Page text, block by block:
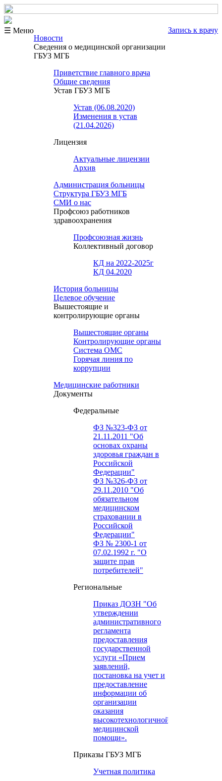
☰ Меню
Запись к врачу
Новости
Сведения о медицинской организации
ГБУЗ МГБ
Приветствие главного врача
Общие сведения
Устав ГБУЗ МГБ
Устав (06.08.2020)
Изменения в устав
(21.04.2026)
Лицензия
Актуальные лицензии
Архив
Администрация больницы
Структура ГБУЗ МГБ
СМИ о нас
Профсоюз работников
здравоохранения
Профсоюзная жизнь
Коллективный договор
КД на 2022-2025г
КД 04.2020
История больницы
Целевое обучение
Вышестоящие и
контролирующие органы
Вышестоящие органы
Контролирующие органы
Система ОМС
Горячая линия по
коррупции
Медицинские работники
Документы
Федеральные
ФЗ №323-ФЗ от
21.11.2011 "Об
основах охраны
здоровья граждан в
Российской
Федерации"
ФЗ №326-ФЗ от
29.11.2010 "Об
обязательном
медицинском
страховании в
Российской
Федерации"
ФЗ № 2300-1 от
07.02.1992 г. "О
защите прав
потребителей"
Региональные
Приказ ДОЗН "Об
утверждении
административного
регламента
предоставления
государственной
услуги «Прием
заявлений,
постановка на учет и
предоставление
информации об
организации
оказания
высокотехнологичной
медицинской
помощи».
Приказы ГБУЗ МГБ
Учетная политика